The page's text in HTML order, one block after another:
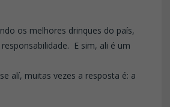
os melhores drinques do país,
E sim, ali é um
alí, muitas vezes a resposta é: a